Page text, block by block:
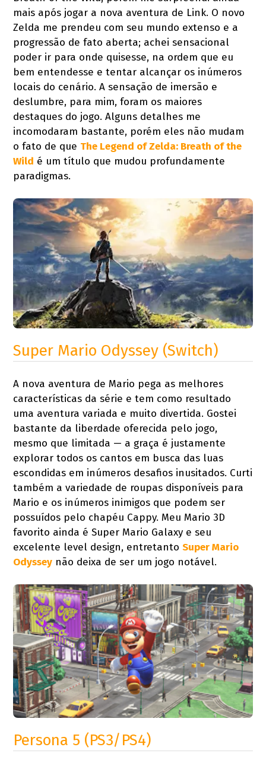
mais após jogar a nova aventura de Link. O novo
Zelda me prendeu com seu mundo extenso e a
progressão de fato aberta; achei sensacional
poder ir para onde quisesse, na ordem que eu
bem entendesse e tentar alcançar os inúmeros
locais do cenário. A sensação de imersão e
deslumbre, para mim, foram os maiores
destaques do jogo. Alguns detalhes me
incomodaram bastante, porém eles não mudam
o fato de que The Legend of Zelda: Breath of the
Wild é um título que mudou profundamente
paradigmas.
Super Mario Odyssey (Switch)
A nova aventura de Mario pega as melhores
características da série e tem como resultado
uma aventura variada e muito divertida. Gostei
bastante da liberdade oferecida pelo jogo,
mesmo que limitada — a graça é justamente
explorar todos os cantos em busca das luas
escondidas em inúmeros desafios inusitados. Curti
também a variedade de roupas disponíveis para
Mario e os inúmeros inimigos que podem ser
possuídos pelo chapéu Cappy. Meu Mario 3D
favorito ainda é Super Mario Galaxy e seu
excelente level design, entretantoSuper Mario
Odyssey não deixa de ser um jogo notável.
Persona 5 (PS3/PS4)